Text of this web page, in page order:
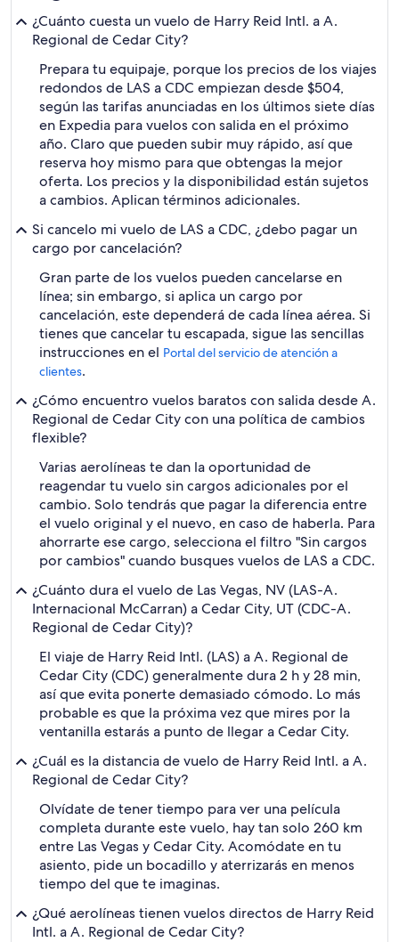
¿Cuánto cuesta un vuelo de Harry Reid Intl. a A.
Regional de Cedar City?
Prepara tu equipaje, porque los precios de los viajes
redondos de LAS a CDC empiezan desde $504,
según las tarifas anunciadas en los últimos siete días
en Expedia para vuelos con salida en el próximo
año. Claro que pueden subir muy rápido, así que
reserva hoy mismo para que obtengas la mejor
oferta. Los precios y la disponibilidad están sujetos
a cambios. Aplican términos adicionales.
Si cancelo mi vuelo de LAS a CDC, ¿debo pagar un
cargo por cancelación?
Gran parte de los vuelos pueden cancelarse en
línea; sin embargo, si aplica un cargo por
cancelación, este dependerá de cada línea aérea. Si
tienes que cancelar tu escapada, sigue las sencillas
instrucciones en el Portal del servicio de atención a
clientes.
¿Cómo encuentro vuelos baratos con salida desde A.
Regional de Cedar City con una política de cambios
flexible?
Varias aerolíneas te dan la oportunidad de
reagendar tu vuelo sin cargos adicionales por el
cambio. Solo tendrás que pagar la diferencia entre
el vuelo original y el nuevo, en caso de haberla. Para
ahorrarte ese cargo, selecciona el filtro "Sin cargos
por cambios" cuando busques vuelos de LAS a CDC.
¿Cuánto dura el vuelo de Las Vegas, NV (LAS-A.
Internacional McCarran) a Cedar City, UT (CDC-A.
Regional de Cedar City)?
El viaje de Harry Reid Intl. (LAS) a A. Regional de
Cedar City (CDC) generalmente dura 2 h y 28 min,
así que evita ponerte demasiado cómodo. Lo más
probable es que la próxima vez que mires por la
ventanilla estarás a punto de llegar a Cedar City.
¿Cuál es la distancia de vuelo de Harry Reid Intl. a A.
Regional de Cedar City?
Olvídate de tener tiempo para ver una película
completa durante este vuelo, hay tan solo 260 km
entre Las Vegas y Cedar City. Acomódate en tu
asiento, pide un bocadillo y aterrizarás en menos
tiempo del que te imaginas.
¿Qué aerolíneas tienen vuelos directos de Harry Reid
Intl. a A. Regional de Cedar City?